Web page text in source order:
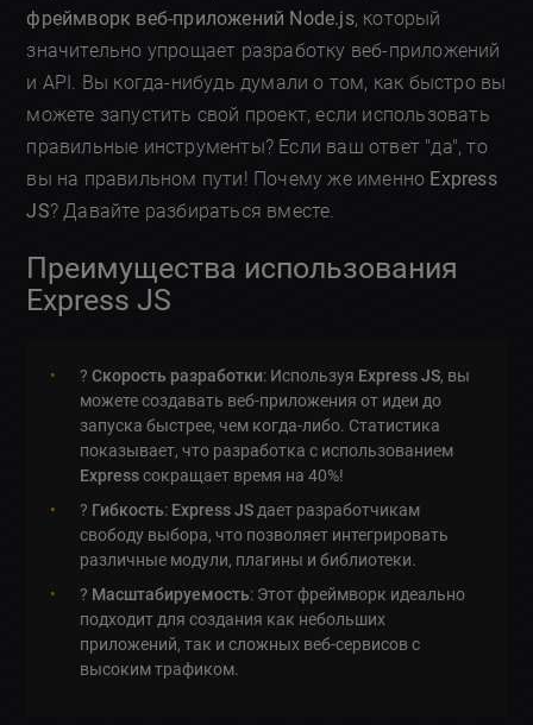
фреймворк веб-приложений Node.js, который
значительно упрощает разработку веб-приложений
и API. Вы когда-нибудь думали о том, как быстро вы
можете запустить свой проект, если использовать
правильные инструменты? Если ваш ответ "да", то
вы на правильном пути! Почему же именно Express
JS? Давайте разбираться вместе.
Преимущества использования
Express JS
?Скорость разработки: Используя Express JS, вы
можете создавать веб-приложения от идеи до
запуска быстрее, чем когда-либо. Статистика
показывает, что разработка с использованием
Expressсокращает время на 40%!
? Гибкость: Express JS дает разработчикам
свободу выбора, что позволяет интегрировать
различные модули, плагины и библиотеки.
? Масштабируемость: Этот фреймворк идеально
подходит для создания как небольших
приложений, так и сложных веб-сервисов с
высоким трафиком.